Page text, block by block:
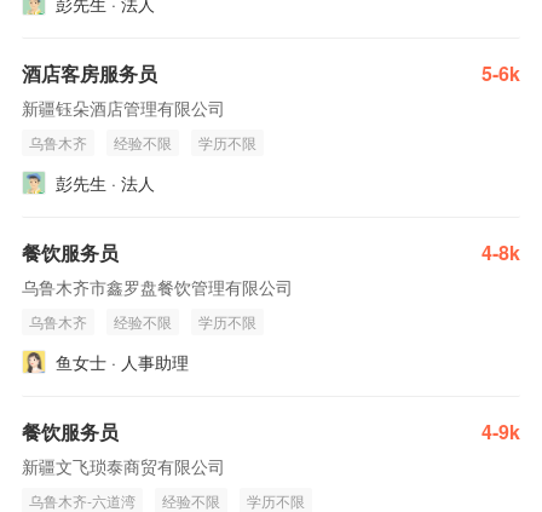
酒店客房服务员 5-6k
新疆钰朵酒店管理有限公司
乌鲁木齐 经验不限 学历不限
彭先生 · 法人
餐饮服务员 4-8k
乌鲁木齐市鑫罗盘餐饮管理有限公司
乌鲁木齐 经验不限 学历不限
鱼女士 · 人事助理
餐饮服务员 4-9k
新疆文飞琐泰商贸有限公司
乌鲁木齐-六道湾 经验不限 学历不限